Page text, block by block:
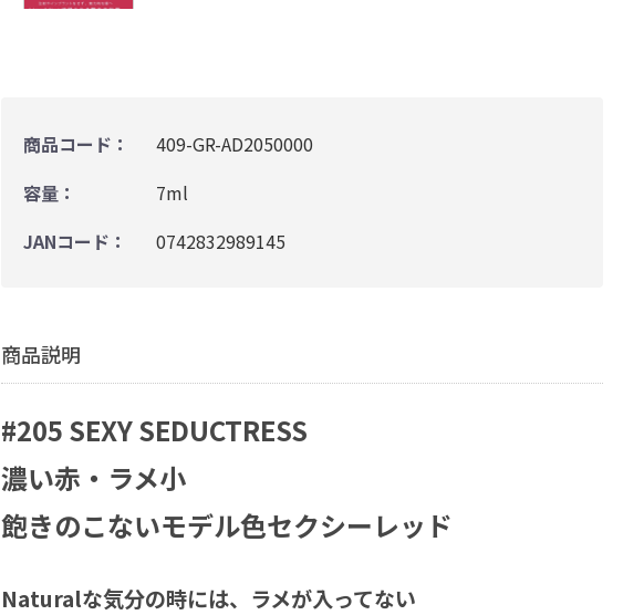
商品コード：
409-GR-AD2050000
容量：
7ml
JANコード：
0742832989145
商品説明
#205 SEXY SEDUCTRESS
濃い赤・ラメ小
飽きのこないモデル色セクシーレッド
Naturalな気分の時には、ラメが入ってない